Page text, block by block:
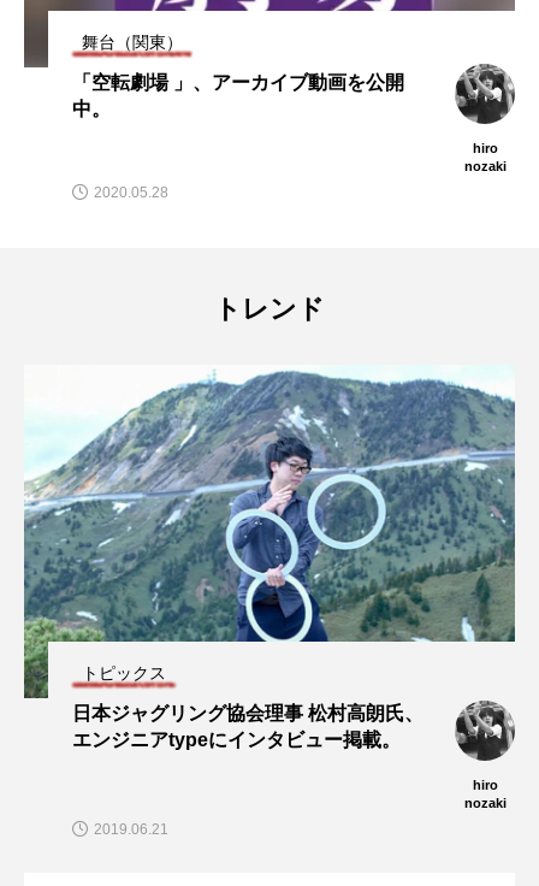
舞台（関東）
「空転劇場 」、アーカイブ動画を公開
中。
hiro
nozaki
2020.05.28
トレンド
トピックス
日本ジャグリング協会理事 松村高朗氏、
エンジニアtypeにインタビュー掲載。
hiro
nozaki
2019.06.21